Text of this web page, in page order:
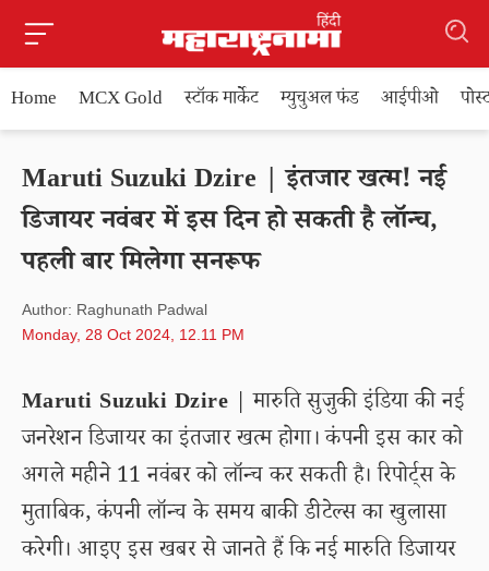
Home MCX Gold स्टॉक मार्केट म्युचुअल फंड आईपीओ
Maruti Suzuki Dzire | इंतजार खत्म! नई
डिजायर नवंबर में इस दिन हो सकती है लॉन्च,
पहली बार मिलेगा सनरूफ
Author: Raghunath Padwal
Monday, 28 Oct 2024, 12.11 PM
Maruti Suzuki Dzire | मारुति सुजुकी इंडिया की नई
जनरेशन डिजायर का इंतजार खत्म होगा। कंपनी इस कार को
अगले महीने 11 नवंबर को लॉन्च कर सकती है। रिपोर्ट्स के
मुताबिक, कंपनी लॉन्च के समय बाकी डीटेल्स का खुलासा
करेगी। आइए इस खबर से जानते हैं कि नई मारुति डिजायर